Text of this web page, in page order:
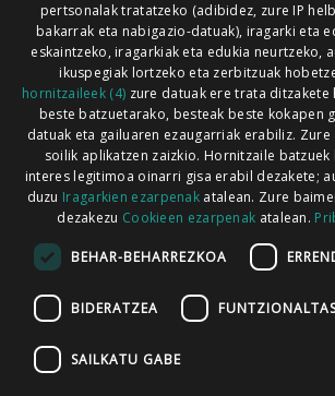
pertsonalak tratatzeko (adibidez, zure IP
bakarrak eta nabigazio-datuak), iragarki eta
eskaintzeko, iragarkiak eta edukia neurtzeko,
ikuspegiak lortzeko eta zerbitzuak
hornitzaileek (4) zure datuak ere trata
beste batzuetarako, besteak beste kokapen
datuak eta gailuaren ezaugarriak erabiliz. Zure
soilik aplikatzen zaizkio. Hornitzaile
interes legitimoa oinarri gisa erabil dezakete;
duzu Iragarkien ezarpenak atalean. Zure
dezakezu Cookieen ezarpenak atalean.
BEHAR-BEHARREZKOA
BIDERATZEA
SAILKATU GABE